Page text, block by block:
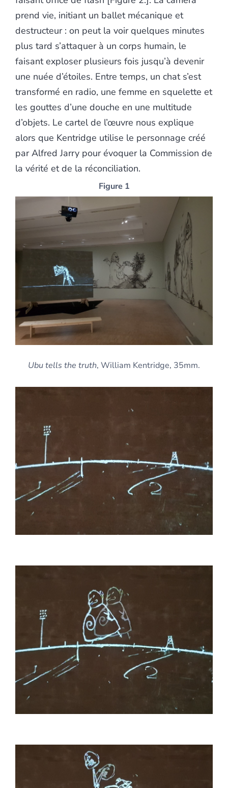
prend vie, initiant un ballet mécanique et
destructeur : on peut la voir quelques minutes
plus tard s’attaquer à un corps humain, le
faisant exploser plusieurs fois jusqu’à devenir
une nuée d’étoiles. Entre temps, un chat s’est
transformé en radio, une femme en squelette et
les gouttes d’une douche en une multitude
d’objets. Le cartel de l’œuvre nous explique
alors que Kentridge utilise le personnage créé
par Alfred Jarry pour évoquer la Commission de
la vérité et de la réconciliation.
Figure 1
Ubu tells the truth, William Kentridge, 35mm.